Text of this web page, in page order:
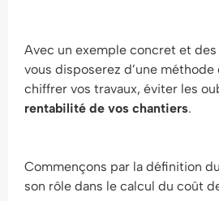
Avec un exemple concret et
vous disposerez d’une
chiffrer vos travaux, éviter les
rentabilité de vos chantiers.
Commençons par la définition
son rôle dans le calcul du coût